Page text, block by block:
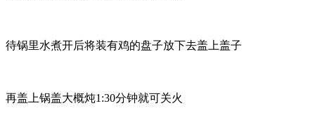
待锅里水煮开后将装有鸡的盘子放下去盖上盖子
再盖上锅盖大概炖1:30分钟就可关火